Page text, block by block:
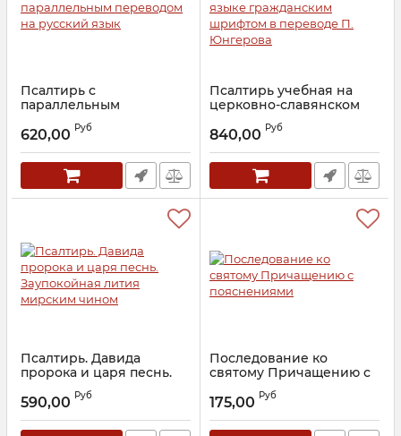
Псалтирь с
параллельным
переводом на русский
язык
Артикул: 29031
620,00 Руб
Псалтирь учебная на
церковно-славянском
языке гражданским
шрифтом в переводе П.
Артикул: 28635
840,00 Руб
Псалтирь. Давида
пророка и царя песнь.
Заупокойная лития
мирским чином
Артикул: 22671
590,00 Руб
Последование ко
святому Причащению с
пояснениями
Артикул: 28443
175,00 Руб